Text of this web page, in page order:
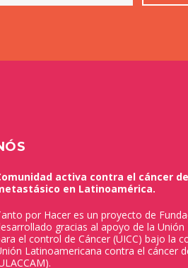
activa contra el cáncer
en Latinoamérica.
por Hacer es un proyecto de
gracias al apoyo de la Unión
el control de Cáncer (UICC) bajo la
Latinoamericana contra el cáncer